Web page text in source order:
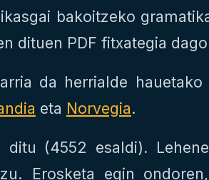
bakoitzeko
dituen PDF fitxategia
da herrialde hauetako
eta Norvegia.
ditu (4552 esaldi).
Erosketa egin